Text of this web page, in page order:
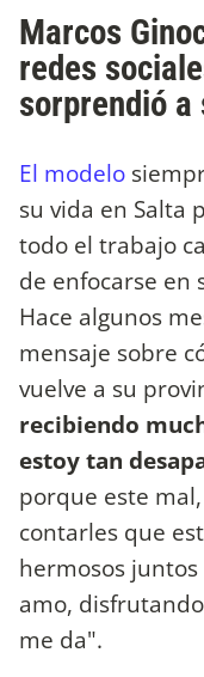
Marcos
redes
sorprendió a
El modelo
su vida en Salta
todo el trabajo
de enfocarse en
Hace algunos
mensaje sobre
vuelve a su
recibiendo
estoy tan
porque este
contarles que
hermosos
amo,
me da".